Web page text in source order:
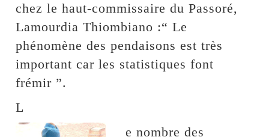
chez le haut-commissaire du Passoré,
Lamourdia Thiombiano :“ Le
phénomène des pendaisons est très
important car les statistiques font
frémir ”.
L
e nombre des